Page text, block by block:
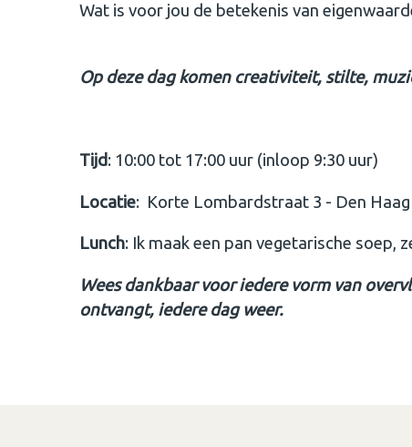
Wat is voor jou de betekenis van
Op deze dag komen creativiteit, stilte,
Tijd: 10:00 tot 17:00 uur (inloop 9:30 uur)
Locatie: Korte Lombardstraat 3 - Den Haag
Lunch: Ik maak een pan vegetarische soep,
Wees dankbaar voor iedere vorm van
ontvangt, iedere dag weer.